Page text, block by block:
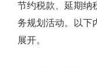
节约税款、延期纳
务规划活动。以下
展开。